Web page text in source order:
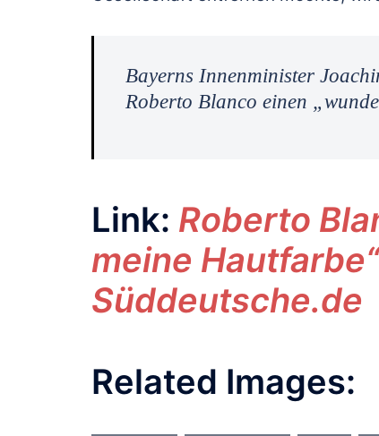
Bayerns Innenminister
Roberto Blanco einen
Link: Roberto
meine
Süddeutsche.de
Related Images: